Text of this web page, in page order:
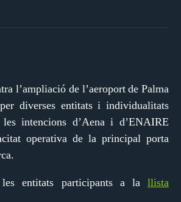
p m
te
l’ampliació de l’aeroport de Palma
diverses entitats i individualitats
intencions d’Aena i d’ENAIRE
operativa de la principal porta
les entitats participants a la llista